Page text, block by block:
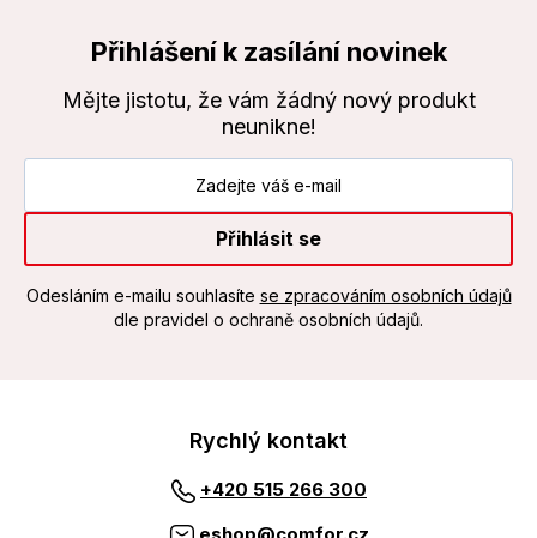
Přihlášení k zasílání novinek
Mějte jistotu, že vám žádný nový produkt
neunikne!
Přihlásit se
Odesláním e-mailu souhlasíte se zpracováním osobních údajů
dle pravidel o ochraně osobních údajů.
Rychlý kontakt
+420 515 266 300